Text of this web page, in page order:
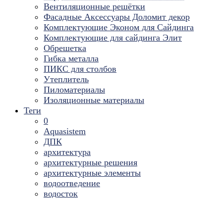
Вентиляционные решётки
Фасадные Аксессуары Доломит декор
Комплектующие Эконом для Сайдинга
Комплектующие для cайдинга Элит
Обрешетка
Гибка металла
ПИКС для столбов
Утеплитель
Пиломатериалы
Изоляционные материалы
Теги
0
Aquasistem
ДПК
архитектура
архитектурные решения
архитектурные элементы
водоотведение
водосток